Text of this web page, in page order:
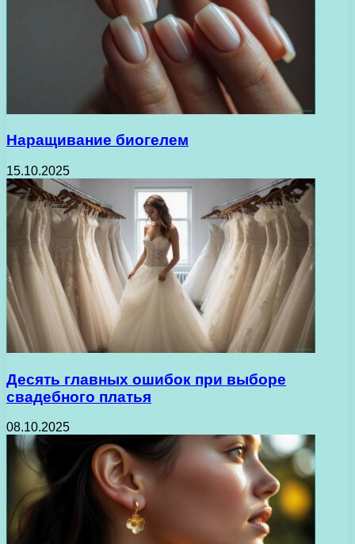
Наращивание биогелем
15.10.2025
Десять главных ошибок при выборе
свадебного платья
08.10.2025